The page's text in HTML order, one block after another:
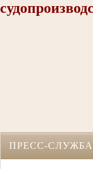
ПРЕСС-СЛУЖБА